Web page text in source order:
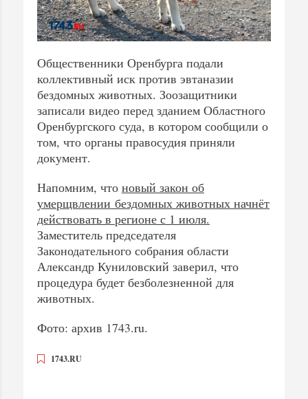
Общественники Оренбурга подали
коллективный иск против эвтаназии
бездомных животных. Зоозащитники
записали видео перед зданием Областного
Оренбургского суда, в котором сообщили о
том, что органы правосудия приняли
документ.
Напомним, что новый закон об
умерщвлении бездомных животных начнёт
действовать в регионе с 1 июля.
Заместитель председателя
Законодательного собрания области
Александр Куниловский заверил, что
процедура будет безболезненной для
животных.
Фото: архив 1743.ru.
1743.RU